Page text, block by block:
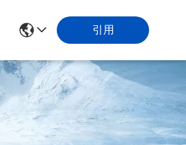
引用